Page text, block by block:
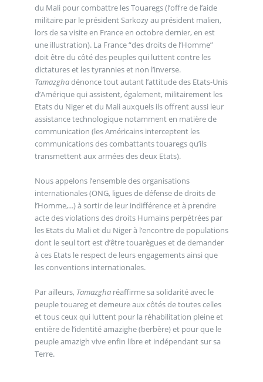
du Mali pour combattre les Touaregs (l’offre de l’aide
militaire par le président Sarkozy au président malien,
lors de sa visite en France en octobre dernier, en est
une illustration). La France “des droits de l’Homme”
doit être du côté des peuples qui luttent contre les
dictatures et les tyrannies et non l’inverse.
Tamazghadénonce tout autant l’attitude des Etats-Unis
d’Amérique qui assistent, également, militairement les
Etats du Niger et du Mali auxquels ils offrent aussi leur
assistance technologique notamment en matière de
communication (les Américains interceptent les
communications des combattants touaregs qu’ils
transmettent aux armées des deux Etats).
Nous appelons l’ensemble des organisations
internationales (ONG, ligues de défense de droits de
l’Homme,...) à sortir de leur indifférence et à prendre
acte des violations des droits Humains perpétrées par
les Etats du Mali et du Niger à l’encontre de populations
dont le seul tort est d’être touarègues et de demander
à ces Etats le respect de leurs engagements ainsi que
les conventions internationales.
Par ailleurs, Tamazgharéaffirme sa solidarité avec le
peuple touareg et demeure aux côtés de toutes celles
et tous ceux qui luttent pour la réhabilitation pleine et
entière de l’identité amazighe (berbère) et pour que le
peuple amazigh vive enfin libre et indépendant sur sa
Terre.